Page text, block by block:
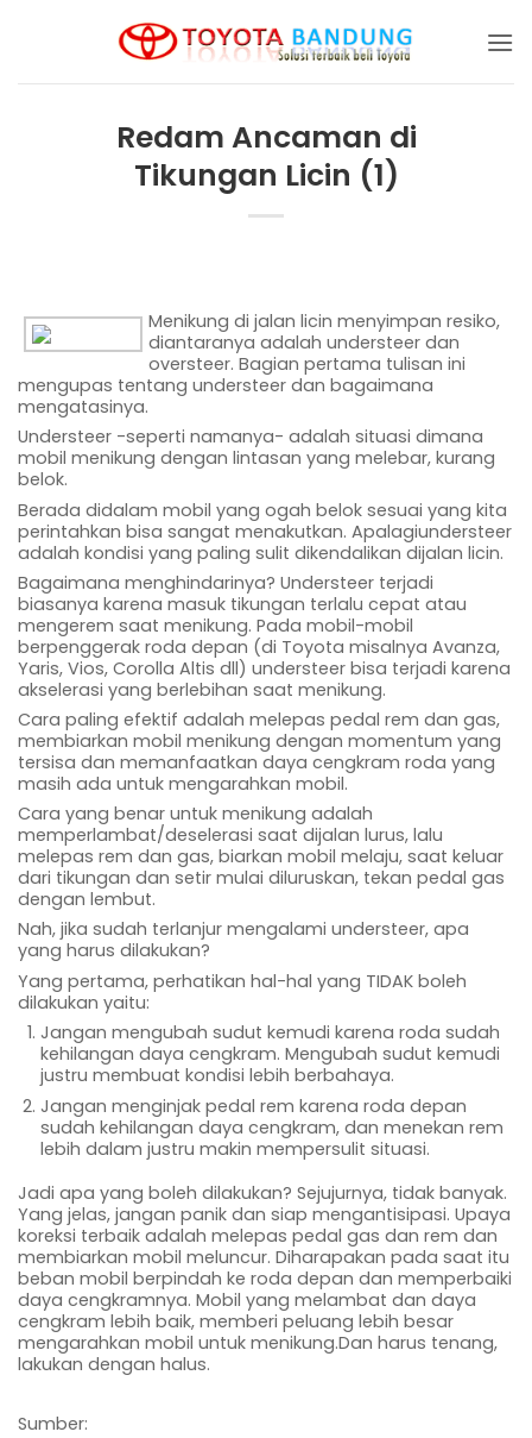
Redam Ancaman di
Tikungan Licin (1)
Menikung di jalan licin menyimpan resiko,
diantaranya adalah understeer dan
oversteer. Bagian pertama tulisan ini
mengupas tentang understeer dan bagaimana
mengatasinya.
Understeer -seperti namanya- adalah situasi dimana
mobil menikung dengan lintasan yang melebar, kurang
belok.
Berada didalam mobil yang ogah belok sesuai yang kita
perintahkan bisa sangat menakutkan. Apalagiundersteer
adalah kondisi yang paling sulit dikendalikan dijalan licin.
Bagaimana menghindarinya? Understeer terjadi
biasanya karena masuk tikungan terlalu cepat atau
mengerem saat menikung. Pada mobil-mobil
berpenggerak roda depan (di Toyota misalnya Avanza,
Yaris, Vios, Corolla Altis dll) understeer bisa terjadi karena
akselerasi yang berlebihan saat menikung.
Cara paling efektif adalah melepas pedal rem dan gas,
membiarkan mobil menikung dengan momentum yang
tersisa dan memanfaatkan daya cengkram roda yang
masih ada untuk mengarahkan mobil.
Cara yang benar untuk menikung adalah
memperlambat/deselerasi saat dijalan lurus, lalu
melepas rem dan gas, biarkan mobil melaju, saat keluar
dari tikungan dan setir mulai diluruskan, tekan pedal gas
dengan lembut.
Nah, jika sudah terlanjur mengalami understeer, apa
yang harus dilakukan?
Yang pertama, perhatikan hal-hal yang TIDAK boleh
dilakukan yaitu:
Jangan mengubah sudut kemudi karena roda sudah
kehilangan daya cengkram. Mengubah sudut kemudi
justru membuat kondisi lebih berbahaya.
Jangan menginjak pedal rem karena roda depan
sudah kehilangan daya cengkram, dan menekan rem
lebih dalam justru makin mempersulit situasi.
Jadi apa yang boleh dilakukan? Sejujurnya, tidak banyak.
Yang jelas, jangan panik dan siap mengantisipasi. Upaya
koreksi terbaik adalah melepas pedal gas dan rem dan
membiarkan mobil meluncur. Diharapakan pada saat itu
beban mobil berpindah ke roda depan dan memperbaiki
daya cengkramnya. Mobil yang melambat dan daya
cengkram lebih baik, memberi peluang lebih besar
mengarahkan mobil untuk menikung.Dan harus tenang,
lakukan dengan halus.
Sumber: